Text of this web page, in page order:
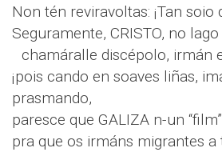
Non tén reviravoltas: ¡Tan soio
Seguramente, CRISTO, no
chamáralle discépolo, irmán
¡pois cando en soaves liñas,
prasmando,
paresce que GALIZA n-un
pra que os irmáns migrantes